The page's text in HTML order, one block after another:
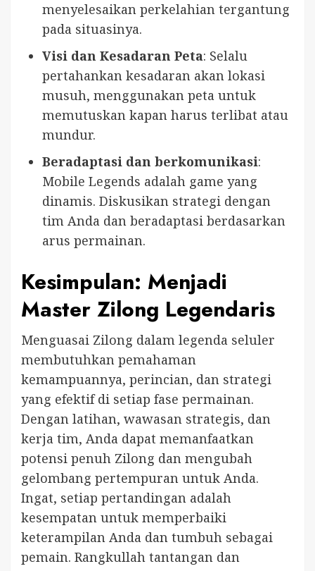
menyelesaikan perkelahian tergantung
pada situasinya.
Visi dan Kesadaran Peta: Selalu
pertahankan kesadaran akan lokasi
musuh, menggunakan peta untuk
memutuskan kapan harus terlibat atau
mundur.
Beradaptasi dan berkomunikasi:
Mobile Legends adalah game yang
dinamis. Diskusikan strategi dengan
tim Anda dan beradaptasi berdasarkan
arus permainan.
Kesimpulan: Menjadi
Master Zilong Legendaris
Menguasai Zilong dalam legenda seluler
membutuhkan pemahaman
kemampuannya, perincian, dan strategi
yang efektif di setiap fase permainan.
Dengan latihan, wawasan strategis, dan
kerja tim, Anda dapat memanfaatkan
potensi penuh Zilong dan mengubah
gelombang pertempuran untuk Anda.
Ingat, setiap pertandingan adalah
kesempatan untuk memperbaiki
keterampilan Anda dan tumbuh sebagai
pemain. Rangkullah tantangan dan